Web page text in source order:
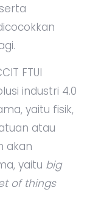
FTUI
industri 4.0
yaitu fisik,
atau
akan
yaitu big
of things